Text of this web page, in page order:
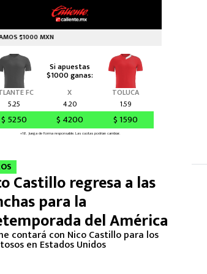
Castillo regresa a las
para la
del América
contará con Nico Castillo para los
en Estados Unidos